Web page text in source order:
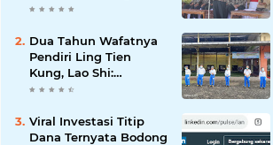
Prestasinya Pun
Dua Tahun Wafatnya
Pendiri Ling Tien
Kung, Lao Shi:
Amanah Harus Kita
Viral Investasi Titip
Dana Ternyata Bodong